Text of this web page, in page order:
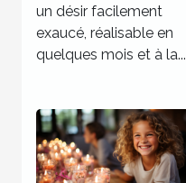
un désir facilement
exaucé, réalisable en
quelques mois et à la...